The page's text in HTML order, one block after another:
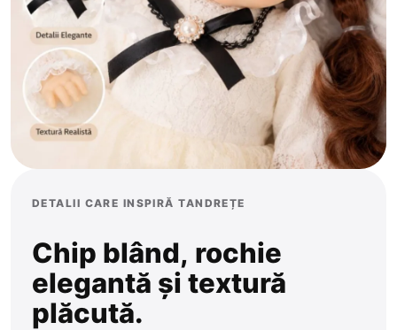
DETALII CARE INSPIRĂ TANDREȚE
Chip blând, rochie
elegantă și textură
plăcută.
Trenulețe
Ponei
Zornăitoare